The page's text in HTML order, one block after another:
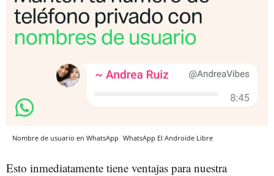
Nombre de usuario en WhatsApp WhatsApp El Androide Libre
Esto inmediatamente tiene ventajas para nuestra